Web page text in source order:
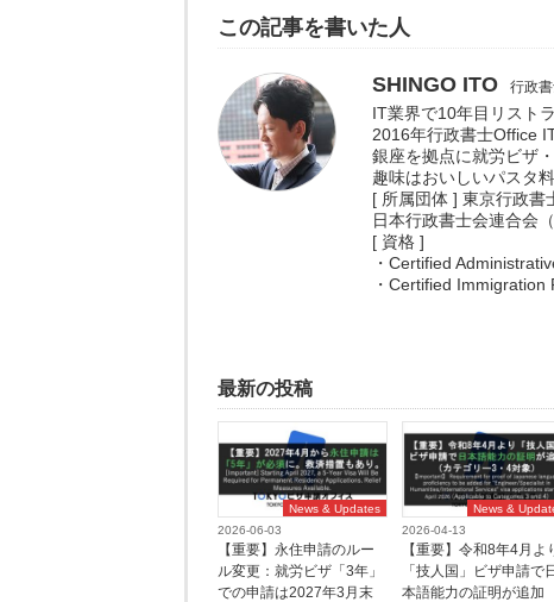
この記事を書いた人
SHINGO ITO 行政
IT業界で10年目リスト
2016年行政書士Office
銀座を拠点に就労ビザ
趣味はおいしいパスタ
[ 所属団体 ] 東京行政書
日本行政書士会連合会
[ 資格 ]
・Certified
・Certified
最新の投稿
News & Updates
2026-06-03
【重要】永住申請のルー
ル変更：就労ビザ「3年」
での申請は2027年3月末
News &
2026-04-13
【重要】令和8年4月よ
「技人国」ビザ申請で
本語能力の証明が追加